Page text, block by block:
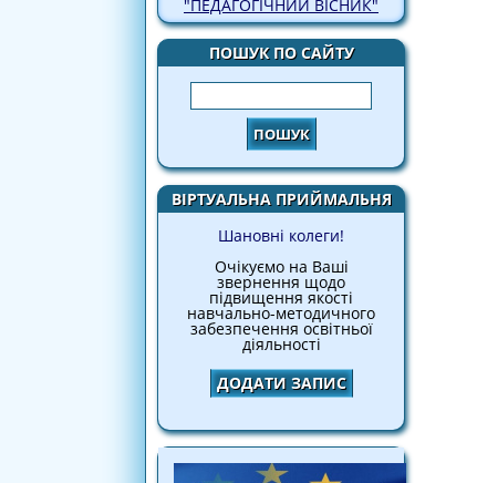
"ПЕДАГОГІЧНИЙ ВІСНИК"
ПОШУК ПО САЙТУ
Пошук
ВІРТУАЛЬНА ПРИЙМАЛЬНЯ
Шановні колеги!
Очікуємо на Ваші
звернення щодо
підвищення якості
навчально-методичного
забезпечення освітньої
діяльності
ДОДАТИ ЗАПИС